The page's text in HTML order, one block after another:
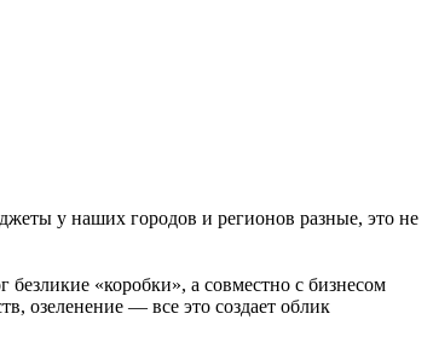
у наших городов и регионов разные, это не
«коробки», а совместно с бизнесом
озеленение — все это создает облик